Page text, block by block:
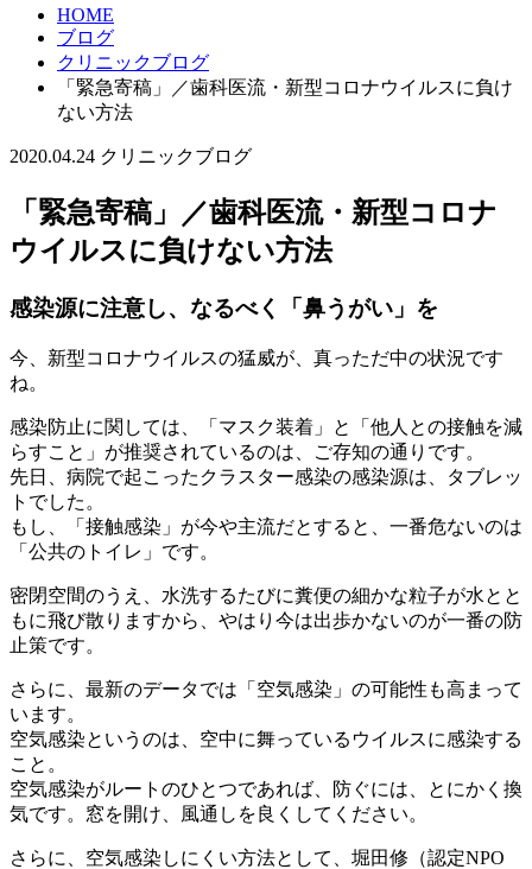
HOME
ブログ
クリニックブログ
「緊急寄稿」／歯科医流・新型コロナウイルスに負け
ない方法
2020.04.24 クリニックブログ
「緊急寄稿」／歯科医流・新型コロナ
ウイルスに負けない方法
感染源に注意し、なるべく「鼻うがい」を
今、新型コロナウイルスの猛威が、真っただ中の状況です
ね。
感染防止に関しては、「マスク装着」と「他人との接触を減
らすこと」が推奨されているのは、ご存知の通りです。
先日、病院で起こったクラスター感染の感染源は、タブレッ
トでした。
もし、「接触感染」が今や主流だとすると、 一番危ないのは
「公共のトイレ」です。
密閉空間のうえ、水洗するたびに糞便の細かな粒子が水とと
もに飛び散りますから、やはり今は出歩かないのが一番の防
止策です。
さらに、最新のデータでは 「空気感染」の可能性 も高まって
います。
空気感染というのは、空中に舞っているウイルスに感染する
こと。
空気感染がルートのひとつであれば、防ぐには、とにかく換
気です。窓を開け、風通しを良くしてください。
さらに、 空気感染しにくい方法として、堀田修（認定NPO